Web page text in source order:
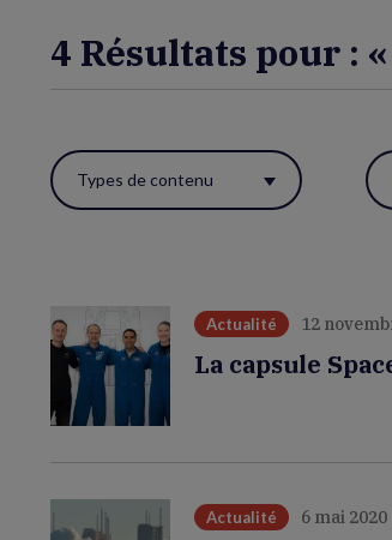
4 Résultats pour :
Utiliser
ces
réactualiser
la
page.
Types de contenu
Actualité 12
La capsule
Actualité 6 mai 2020